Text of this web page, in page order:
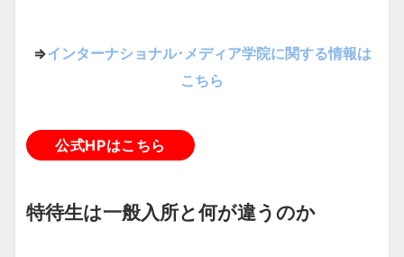
⇒インターナショナル･メディア学院に関する情報は
こちら
公式HPはこちら
特待生は一般入所と何が違うのか